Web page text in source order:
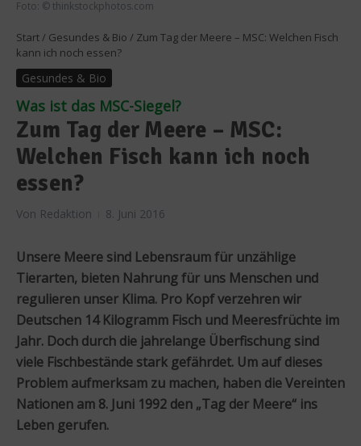
Foto: © thinkstockphotos.com
Start / Gesundes & Bio / Zum Tag der Meere – MSC: Welchen Fisch
kann ich noch essen?
Gesundes & Bio
Was ist das MSC-Siegel?
Zum Tag der Meere – MSC:
Welchen Fisch kann ich noch
essen?
Von Redaktion 8. Juni 2016
Unsere Meere sind Lebensraum für unzählige
Tierarten, bieten Nahrung für uns Menschen und
regulieren unser Klima. Pro Kopf verzehren wir
Deutschen 14 Kilogramm Fisch und Meeresfrüchte im
Jahr. Doch durch die jahrelange Überfischung sind
viele Fischbestände stark gefährdet. Um auf dieses
Problem aufmerksam zu machen, haben die Vereinten
Nationen am 8. Juni 1992 den „Tag der Meere“ ins
Leben gerufen.